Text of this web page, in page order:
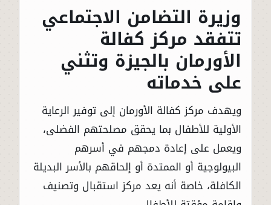
وزيرة التضامن الاجتماعي
تتفقد مركز كفالة
الأورمان بالجيزة وتثني
على خدماته
ويهدف مركز كفالة الأورمان إلى توفير الرعاية
الأولية للأطفال بما يحقق مصلحتهم الفضلى،
ويعمل على إعادة دمجهم في أسرهم
البيولوجية أو الممتدة أو إلحاقهم بالأسر البديلة
الكافلة، خاصة أنه يعد مركز استقبال وتصنيف